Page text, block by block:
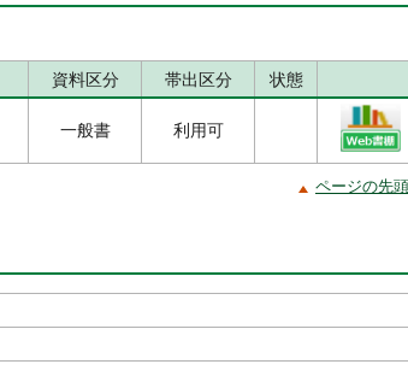
資料区分 帯出区分 状態
一般書 利用可
ページの先